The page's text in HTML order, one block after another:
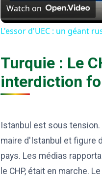
Watch on
L'essor d'UEC : un géant
Turquie : Le
interdiction
Istanbul est sous
maire d'Istanbul et figure
pays. Les médias
le CHP, était en marche.